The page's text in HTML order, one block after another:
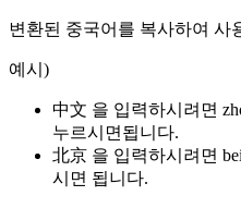
변환된 중국어를 복사하여 사
예시)
中文 을 입력하시려면
누르시면됩니다.
北京 을 입력하시려면
시면 됩니다.